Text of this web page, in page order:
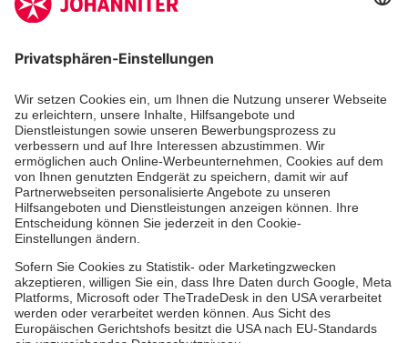
Zertifizierung der Johanniter-Unfall-Hilfe e.V.
Die Johanniter GmbH führt das Spendenzertifikat
des Deutschen Spendenrats e.V.
Dienste & Leistungen